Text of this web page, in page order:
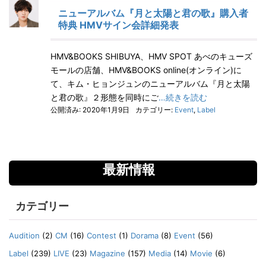
ニューアルバム『月と太陽と君の歌』購入者
特典 HMVサイン会詳細発表
HMV&BOOKS SHIBUYA、HMV SPOT あべのキューズ
モールの店舗、HMV&BOOKS online(オンライン)に
て、キム・ヒョンジュンのニューアルバム『月と太陽
と君の歌』２形態を同時にご…続きを読む
公開済み: 2020年1月9日 カテゴリー: Event, Label
最新情報
カテゴリー
Audition (2) CM (16) Contest (1) Dorama (8) Event (56)
Label (239) LIVE (23) Magazine (157) Media (14) Movie (6)